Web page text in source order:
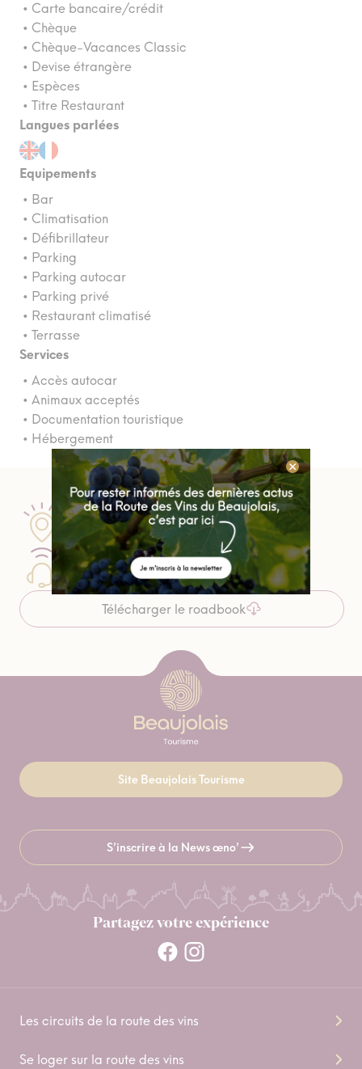
• Carte bancaire/crédit
• Chèque
• Chèque-Vacances Classic
• Devise étrangère
• Espèces
• Titre Restaurant
Langues parlées
Equipements
• Bar
• Climatisation
• Défibrillateur
• Parking
• Parking autocar
• Parking privé
• Restaurant climatisé
• Terrasse
Services
• Accès autocar
• Animaux acceptés
• Documentation touristique
• Hébergement
Passez nous voir
Nos 5 points d'informations
Contactez un conseiller
04 74 07 27 40
Télécharger le roadbook
Site Beaujolais Tourisme
S’inscrire à la News œno’
Partagez votre expérience
Les circuits de la route des vins
Se loger sur la route des vins